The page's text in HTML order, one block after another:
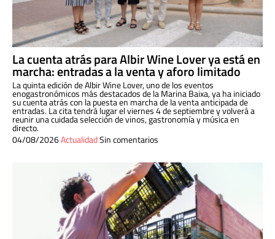
La cuenta atrás para Albir Wine Lover ya está en
marcha: entradas a la venta y aforo limitado
La quinta edición de Albir Wine Lover, uno de los eventos
enogastronómicos más destacados de la Marina Baixa, ya ha iniciado
su cuenta atrás con la puesta en marcha de la venta anticipada de
entradas. La cita tendrá lugar el viernes 4 de septiembre y volverá a
reunir una cuidada selección de vinos, gastronomía y música en
directo.
04/08/2026ActualidadSin comentarios